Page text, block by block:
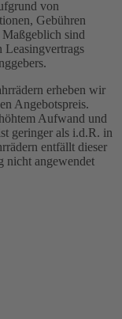
von
Gebühren
sind
Leasingvertrags
erheben wir
Angebotspreis.
Aufwand und
geringer als i.d.R. in
entfällt dieser
nicht angewendet